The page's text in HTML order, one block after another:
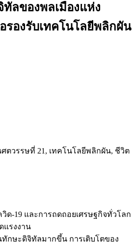
ลของพลเมืองแห่ง
รองรับเทคโนโลยีพลิกผัน
ตวรรษที่ 21, เทคโนโลยีพลิกผัน, ชีวิต
ด-19 และการถดถอยเศรษฐกิจทั่วโลก
แรงงาน
กษะดิจิทัลมากขึ้น การเติบโตของ